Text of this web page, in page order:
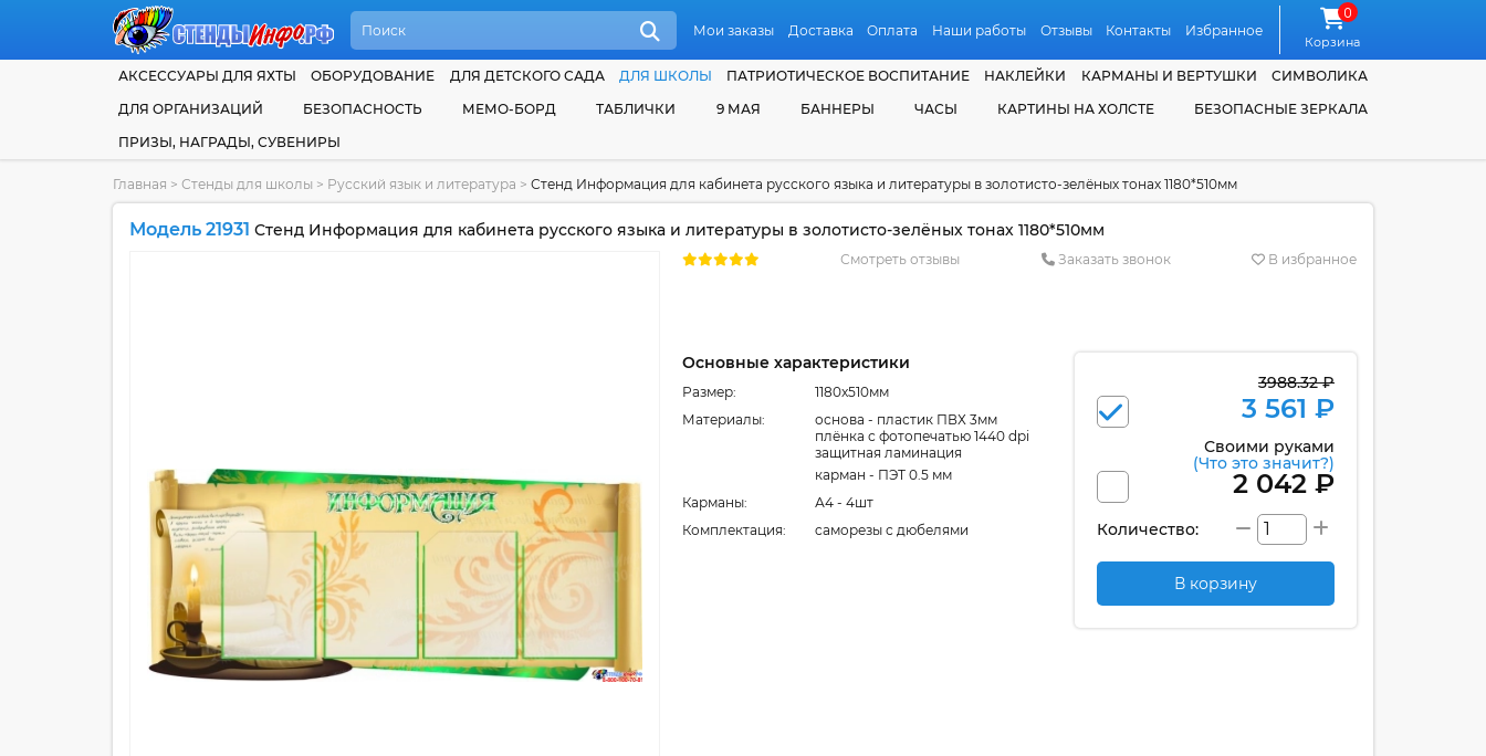
Мои заказы Доставка Оплата Наши работы Отзывы Контакты Избранное
0
Корзина
АКСЕССУАРЫ ДЛЯ ЯХТЫ ОБОРУДОВАНИЕ ДЛЯ ДЕТСКОГО САДА ДЛЯ ШКОЛЫ ПАТРИОТИЧЕСКОЕ ВОСПИТАНИЕ НАКЛЕЙКИ КАРМАНЫ И ВЕРТУШКИ
СИМВОЛИКА
ДЛЯ ОРГАНИЗАЦИЙ
БЕЗОПАСНОСТЬ МЕМО-БОРД ТАБЛИЧКИ 9 МАЯ БАННЕРЫ ЧАСЫ КАРТИНЫ НА ХОЛСТЕ
БЕЗОПАСНЫЕ ЗЕРКАЛА
ПРИЗЫ, НАГРАДЫ, СУВЕНИРЫ
Главная > Стенды для школы > Русский язык и литература > Стенд Информация для кабинета русского языка и литературы в золотисто-зелёных тонах 1180*510мм
Модель 21931 Стенд Информация для кабинета русского языка и литературы в золотисто-зелёных тонах 1180*510мм
Смотреть отзывы Заказать звонок В избранное
Основные характеристики
Размер:
1180x510мм
Материалы:
основа - пластик ПВХ 3мм
плёнка с фотопечатью 1440 dpi
защитная ламинация
карман - ПЭТ 0.5 мм
Карманы:
А4 - 4шт
Комплектация:
cаморезы с дюбелями
3988.32 ₽
3 561 ₽
Своими руками
(Что это значит?)
2 042 ₽
Количество:
В корзину